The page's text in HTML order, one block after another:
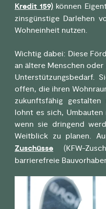
Kredit 159)können
zinsgünstige Darlehen
Wohneinheit nutzen.
Wichtig dabei: Diese
an ältere Menschen
Unterstützungsbedarf.
offen, die ihren
zukunftsfähig
lohnt es sich,
wenn sie dringend
Weitblick zu planen.
Zuschüsse (KFW-
barrierefreie